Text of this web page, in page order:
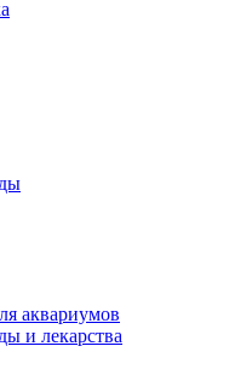
аквариумов
и лекарства